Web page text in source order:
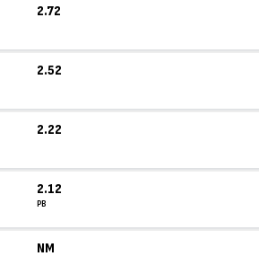
2.72
2.52
2.22
2.12
PB
NM